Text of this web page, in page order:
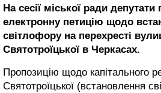
На сесії міської ради
електронну петицію щодо
світлофору на перехресті
Святотроїцької в Черкасах.
Пропозицію щодо капітального
Святотроїцької (встановлення